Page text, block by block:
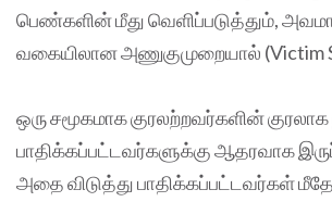
பெண்களின் மீது வெளிப்படுத்தும்,
வகையிலான அணுகுமுறையால் (Victim
ஒரு சமூகமாக குரலற்றவர்களின் குரலாக
பாதிக்கப்பட்டவர்களுக்கு ஆதரவாக
அதை விடுத்து பாதிக்கப்பட்டவர்கள்